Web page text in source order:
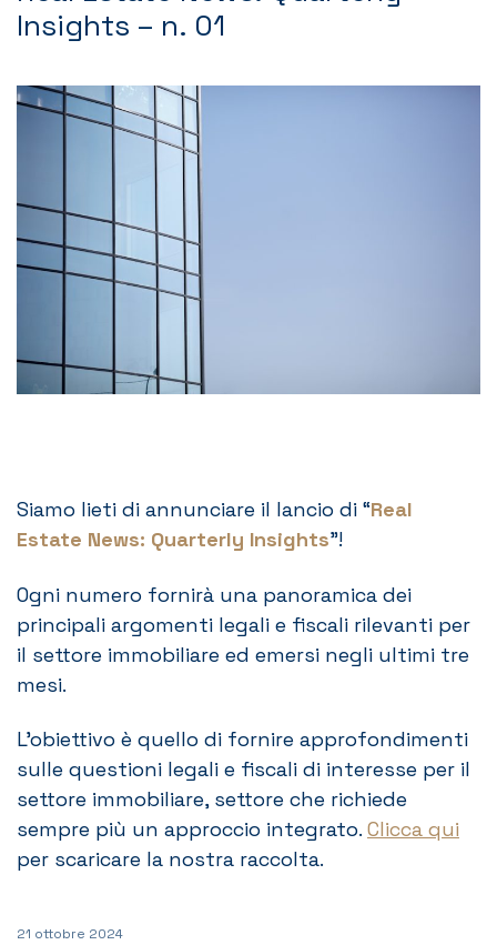
Contatti
Insights – n. 01
Siamo lieti di annunciare il lancio di “Real
Estate News: Quarterly Insights”!
Ogni numero fornirà una panoramica dei
principali argomenti legali e fiscali rilevanti per
il settore immobiliare ed emersi negli ultimi tre
mesi.
L’obiettivo è quello di fornire approfondimenti
sulle questioni legali e fiscali di interesse per il
settore immobiliare, settore che richiede
sempre più un approccio integrato. Clicca qui
per scaricare la nostra raccolta.
21 ottobre 2024